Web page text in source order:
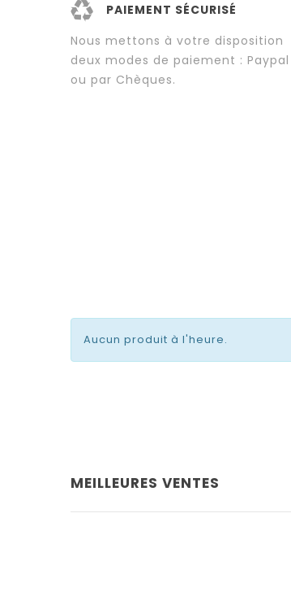
PAIEMENT SÉCURISÉ
Nous mettons à votre disposition
deux modes de paiement : Paypal
ou par Chèques.
Aucun produit à l'heure.
MEILLEURES VENTES